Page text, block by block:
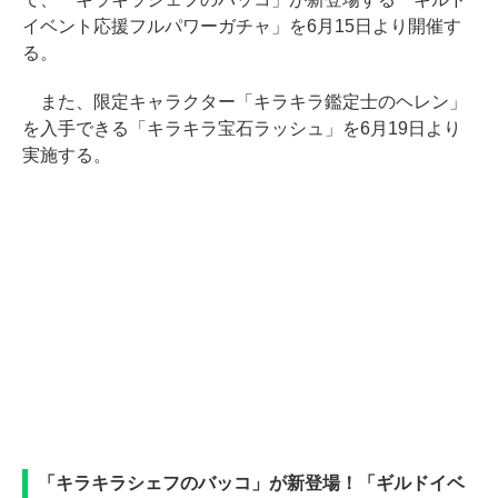
イベント応援フルパワーガチャ」を6月15日より開催す
る。
また、限定キャラクター「キラキラ鑑定士のヘレン」
を入手できる「キラキラ宝石ラッシュ」を6月19日より
実施する。
「キラキラシェフのバッコ」が新登場！「ギルドイベ